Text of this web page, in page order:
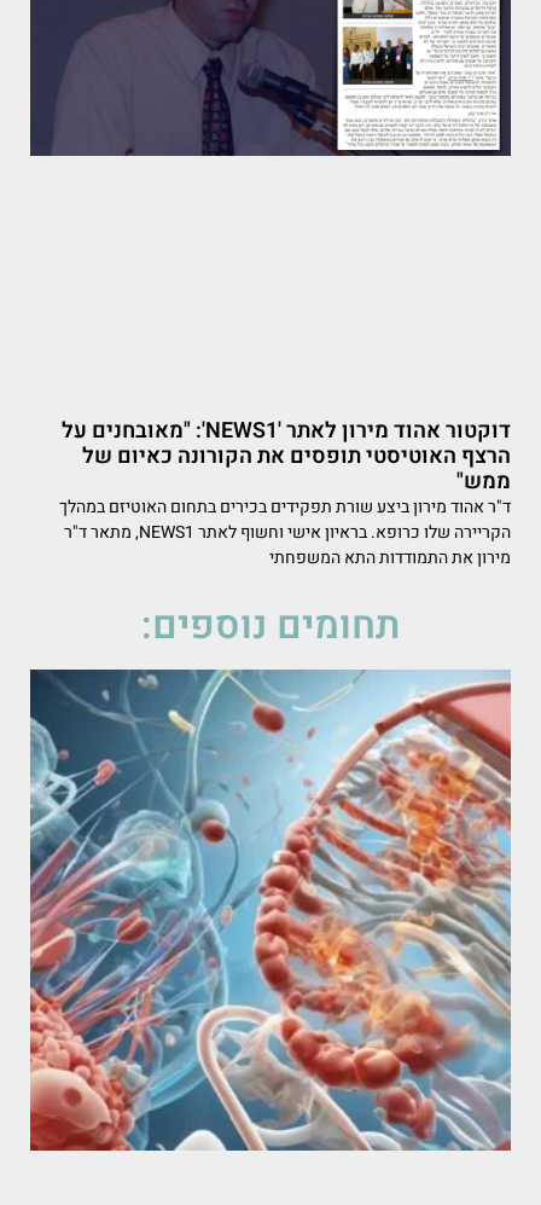
דוקטור אהוד מירון לאתר 'NEWS1': "מאובחנים על
הרצף האוטיסטי תופסים את הקורונה כאיום של
ממש"
ד"ר אהוד מירון ביצע שורת תפקידים בכירים בתחום האוטיזם במהלך
הקריירה שלו כרופא. בראיון אישי וחשוף לאתר NEWS1, מתאר ד"ר
מירון את התמודדות התא המשפחתי
תחומים נוספים: